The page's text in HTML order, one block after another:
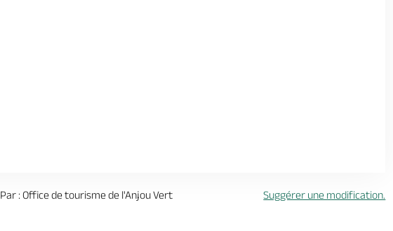
Par : Office de tourisme de l'Anjou Vert Suggérer une modification.